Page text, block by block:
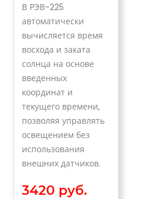
В РЭВ-225
автоматически
вычисляется время
восхода и заката
солнца на основе
введенных
координат и
текущего времени,
позволяя управлять
освещением без
использования
внешних датчиков.
3420 руб.